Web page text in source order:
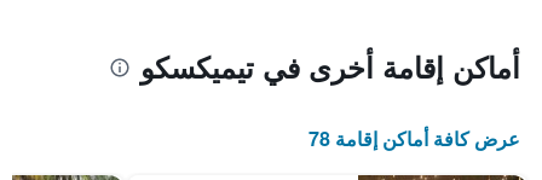
أماكن إقامة أخرى في تيميكسكو
عرض كافة أماكن إقامة 78